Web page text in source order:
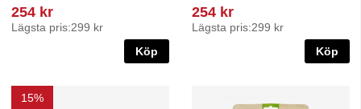
254 kr
Lägsta pris:299 kr
Köp
254 kr
Lägsta pris:299 kr
Köp
15%